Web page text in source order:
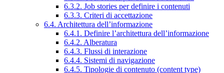
6.3.2. Job stories per definire i contenuti
6.3.3. Criteri di accettazione
6.4. Architettura dell’informazione
6.4.1. Definire l’architettura dell’informazione
6.4.2. Alberatura
6.4.3. Flussi di interazione
6.4.4. Sistemi di navigazione
6.4.5. Tipologie di contenuto (content type)